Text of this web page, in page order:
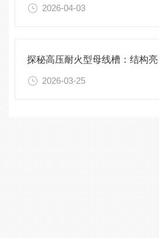
2026-04-03
2026-03-25